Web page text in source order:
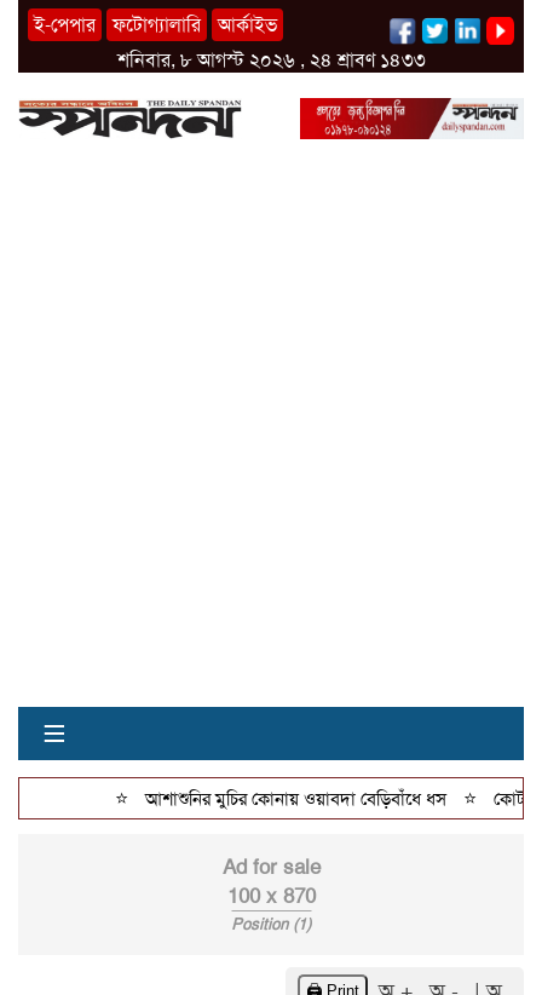
ই-পেপার ফটোগ্যালারি
আর্কাইভ
শনিবার, ৮ আগস্ট ২০২৬ , ২৪ শ্রাবণ ১৪৩৩
≡
আশাশুনির মুচির কোনায় ওয়াবদা বেড়িবাঁধে ধস ⭐
Ad for sale
100 x 870
Position (1)
🖨️ Print